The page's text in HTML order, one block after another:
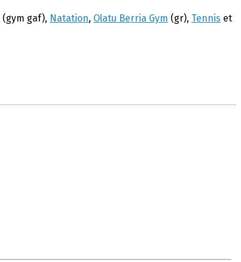
(gym gaf), Natation, Olatu Berria Gym (gr), Tennis et